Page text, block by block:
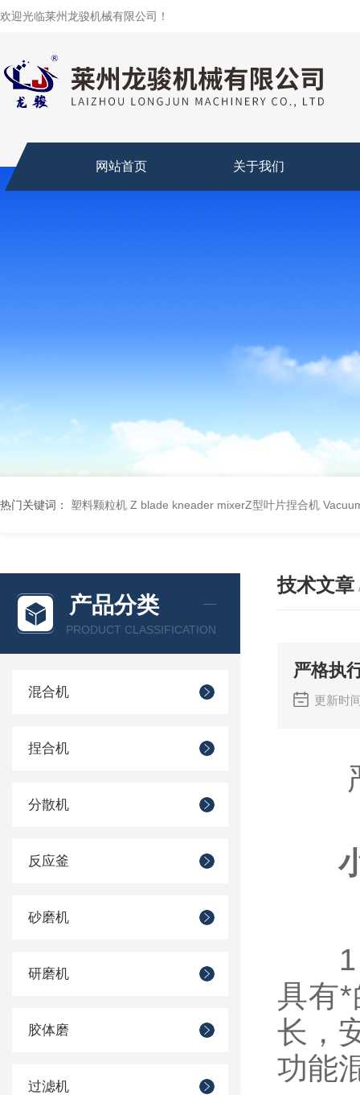
欢迎光临莱州龙骏机械有限公司！
网站首页 关于我们
热门关键词： 塑料颗粒机 Z blade kneader mixerZ型叶片捏合机
产品分类
PRODUCT CLASSIFICATION
混合机
捏合机
分散机
反应釜
砂磨机
研磨机
胶体磨
过滤机
技术文章
严格执
更新时
严
1、
具有
长，
功能